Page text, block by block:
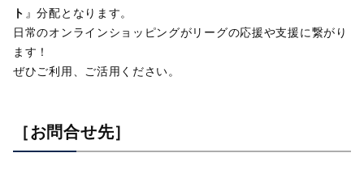
ト 』分配となります。
日常のオンラインショッピングがリーグの応援や支援に繋がり
ます！
ぜひご利用、ご活用ください。
［お問合せ先］